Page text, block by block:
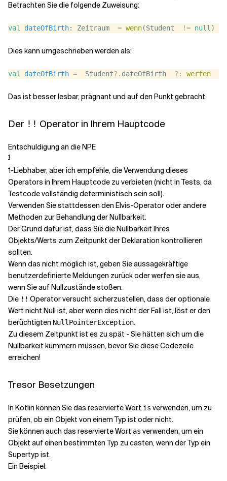
Betrachten Sie die folgende Zuweisung:
val dateOfBirth: Zeitraum = wenn(Student != null )
Dies kann umgeschrieben werden als:
val dateOfBirth =
  Student
?. dateOfBirth ?: werfen
Das ist besser lesbar, prägnant und auf den Punkt gebracht.
Der !! Operator in Ihrem Hauptcode
Entschuldigung an die NPE
1
1-Liebhaber, aber ich empfehle, die Verwendung dieses
Operators in Ihrem Hauptcode zu verbieten (nicht in Tests, da
Testcode vollständig deterministisch sein soll).
Verwenden Sie stattdessen den Elvis-Operator oder andere
Methoden zur Behandlung der Nullbarkeit.
Der Grund dafür ist, dass Sie die Nullbarkeit Ihres
Objekts/Werts zum Zeitpunkt der Deklaration kontrollieren
sollten.
Wenn das nicht möglich ist, geben Sie aussagekräftige
benutzerdefinierte Meldungen zurück oder werfen sie aus,
wenn Sie auf Nullzustände stoßen.
Die !! Operator versucht sicherzustellen, dass der optionale
Wert nicht Null ist, aber wenn dies nicht der Fall ist, löst er den
berüchtigten NullPointerException.
Zu diesem Zeitpunkt ist es zu spät - Sie hätten sich um die
Nullbarkeit kümmern müssen, bevor Sie diese Codezeile
erreichen!
Tresor Besetzungen
In Kotlin können Sie das reservierte Wort is verwenden, um zu
prüfen, ob ein Objekt von einem Typ ist oder nicht.
Sie können auch das reservierte Wort as verwenden, um ein
Objekt auf einen bestimmten Typ zu casten, wenn der Typ ein
Supertyp ist.
Ein Beispiel: